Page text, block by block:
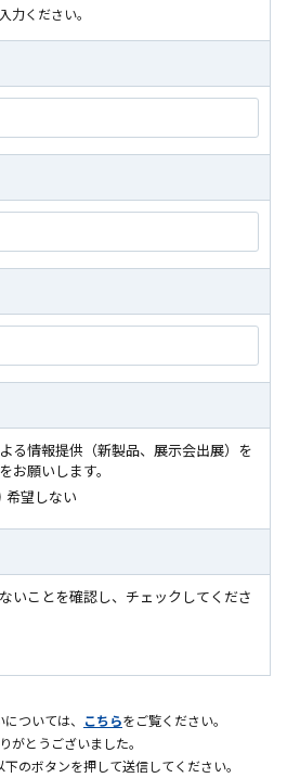
ください。
る情報提供（新製品、展示会出展）を
お願いします。
希望しない
いことを確認し、チェックしてくださ
ついては、 こちらをご覧ください。
がとうございました。
のボタンを押して送信してください。